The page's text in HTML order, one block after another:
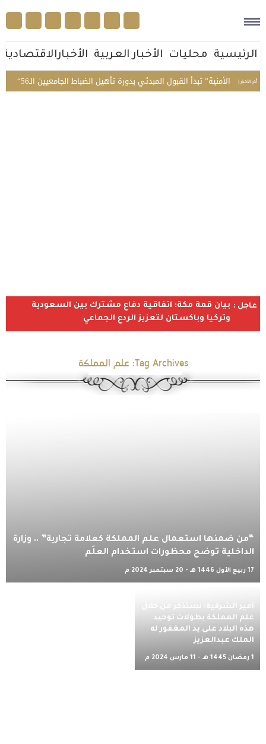
الرئيسية محليات الأخبار العربية الأخبارالاقتصادية
أخر الأخبار |
“فهد الأمنية” تبدأ القبول المبدئي بدورة تأهيل الضباط الجامعيين الـ56
عاجل : بيان قمة مكة: اتفاقية دفاع مشترك بين السعودية
وتركيا وباكستان لتعزيز الردع الجماعي
Tag Archives: علم المملكة
“من ضمنها استعمال علم المملكة كعلامة تجارية” .. وزارة
الداخلية توضح محظورات استخدام العلَم
17 ربيع الأول 1446 هـ - 20 سبتمبر 2024 م
أمير الشرقية: نستذكر من خلال
علم المملكة بطولات توحيد
هذه البلاد على يد المغفور له
الملك عبدالعزيز
1 رمضان 1445 هـ - 11 مارس 2024 م